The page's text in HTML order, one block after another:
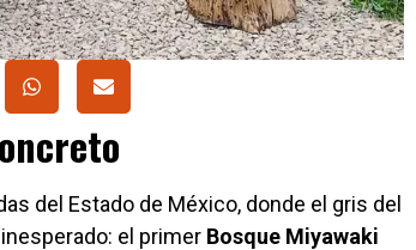
del Estado de México, donde el gris del
el primer Bosque Miyawaki